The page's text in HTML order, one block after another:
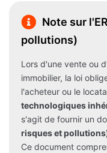
Note sur
pollutions)
Lors d'une vente ou
immobilier, la loi
l'acheteur ou le
technologiques
s'agit de fournir un
risques et
Ce document